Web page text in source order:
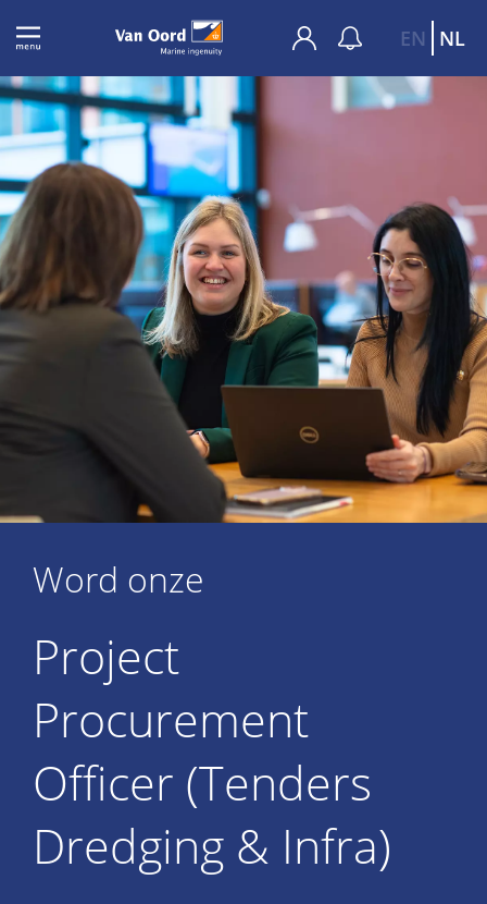
EN NL
Project
Procurement
Officer (Tenders
Dredging & Infra)
Word onze